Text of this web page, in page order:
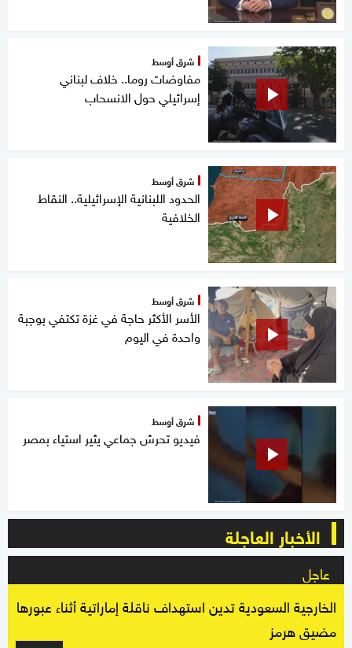
شرق أوسط
مفاوضات روما.. خلاف لبناني
إسرائيلي حول الانسحاب
شرق أوسط
الحدود اللبنانية الإسرائيلية.. النقاط
الخلافية
شرق أوسط
الأسر الأكثر حاجة في غزة تكتفي بوجبة
واحدة في اليوم
شرق أوسط
فيديو تحرش جماعي يثير استياء بمصر
الأخبار العاجلة
عاجل
الخارجية السعودية تدين استهداف ناقلة إماراتية أثناء عبورها
مضيق هرمز